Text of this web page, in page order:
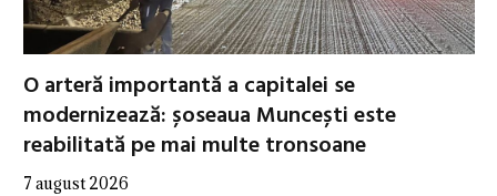
O arteră importantă a capitalei se
modernizează: șoseaua Muncești este
reabilitată pe mai multe tronsoane
7 august 2026